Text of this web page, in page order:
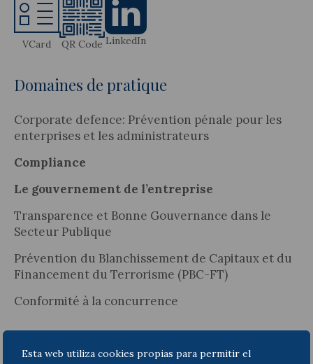
Esta web utiliza cookies propias para permitir el
VCard QR Code LinkedIn
Domaines de pratique
Corporate defence: Prévention pénale pour les
enterprises et les administrateurs
Compliance
Le gouvernement de l’entreprise
Transparence et Bonne Gouvernance dans le
Secteur Publique
Prévention du Blanchissement de Capitaux et du
Financement du Terrorisme (PBC-FT)
Conformité à la concurrence
Informations